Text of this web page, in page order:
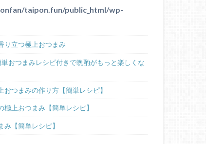
taipon.fun/public_html/wp-
り立つ極上おつまみ
おつまみレシピ付きで晩酌がもっと楽しくな
つまみの作り方【簡単レシピ】
上おつまみ【簡単レシピ】
【簡単レシピ】